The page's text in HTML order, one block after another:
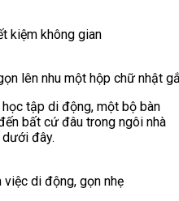
kiệm không gian
lên nhu một hộp chữ nhật
tập di động, một bộ bàn
bất cứ đâu trong ngôi nhà
đây.
việc di động, gọn nhẹ